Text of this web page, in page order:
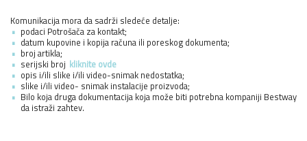
Komunikacija mora da sadrži sledeće detalje:
podaci Potrošača za kontakt;
datum kupovine i kopija računa ili poreskog dokumenta;
broj artikla;
serijski broj kliknite ovde
opis i/ili slike i/ili video-snimak nedostatka;
slike i/ili video- snimak instalacije proizvoda;
Bilo koja druga dokumentacija koja može biti potrebna kompaniji Bestway
da istraži zahtev.